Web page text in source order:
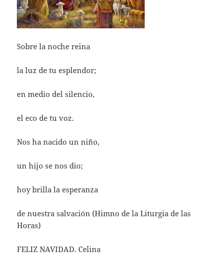
Sobre la noche reina
la luz de tu esplendor;
en medio del silencio,
el eco de tu voz.
Nos ha nacido un niño,
un hijo se nos dio;
hoy brilla la esperanza
de nuestra salvación (Himno de la Liturgia de las
Horas)
FELIZ NAVIDAD. Celina